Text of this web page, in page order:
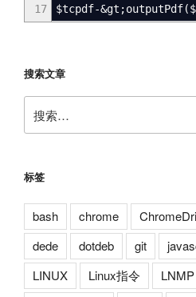
17
$tcpdf-&gt;outputPdf(
搜索文章
索：
标签
bash chrome
dede
dotdeb git
LINUX
Linux指令 LNMP